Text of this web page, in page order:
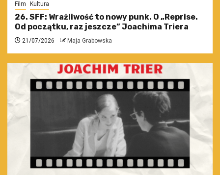
Film Kultura
26. SFF: Wrażliwość to nowy punk. O „Reprise.
Od początku, raz jeszcze” Joachima Triera
21/07/2026 Maja Grabowska